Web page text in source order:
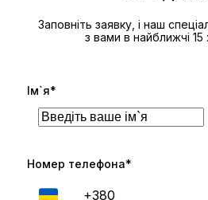
Заповніть заявку, і наш
з вами в найближчі 15
Ім`я*
Номер телефона*